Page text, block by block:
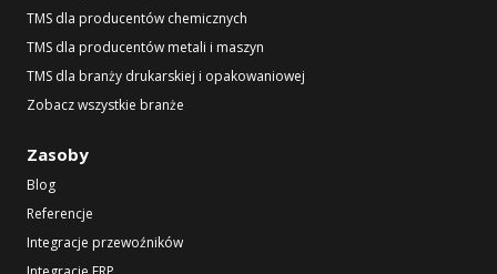
TMS dla producentów chemicznych
TMS dla producentów metali i maszyn
TMS dla branży drukarskiej i opakowaniowej
Zobacz wszystkie branże
Zasoby
Blog
Referencje
Integracje przewoźników